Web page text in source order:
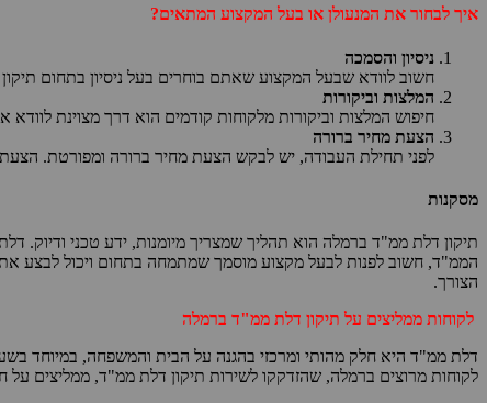
איך לבחור את המנעולן או בעל המקצוע המתאים?
ניסיון והסמכה
חשוב לוודא שבעל המקצוע שאתם בוחרים בעל ניסיון בתחום
המלצות וביקורות
חיפוש המלצות וביקורות מלקוחות קודמים הוא דרך מצוינת
הצעת מחיר ברורה
לפני תחילת העבודה, יש לבקש הצעת מחיר ברורה ומפורטת.
מסקנות
תיקון דלת ממ"ד ברמלה הוא תהליך שמצריך מיומנות, ידע טכני ודיוק.
הממ"ד, חשוב לפנות לבעל מקצוע מוסמך שמתמחה בתחום ויכול לבצע
הצורך.
לקוחות ממליצים על תיקון דלת ממ"ד ברמלה
דלת ממ"ד היא חלק מהותי ומרכזי בהגנה על הבית והמשפחה, במיוחד
לקוחות מרוצים ברמלה, שהזדקקו לשירות תיקון דלת ממ"ד, ממליצים על